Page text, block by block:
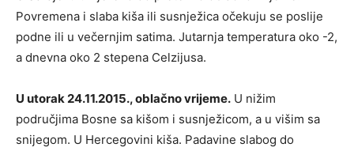
Povremena i slaba kiša ili susnježica očekuju se poslije
podne ili u večernjim satima. Jutarnja temperatura oko -2,
a dnevna oko 2 stepena Celzijusa.
U utorak 24.11.2015., oblačno vrijeme. U nižim
područjima Bosne sa kišom i susnježicom, a u višim sa
snijegom. U Hercegovini kiša. Padavine slabog do